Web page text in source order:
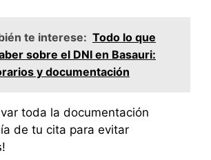
te interese: Todo lo que
sobre el DNI en Basauri:
y documentación
toda la documentación
de tu cita para evitar